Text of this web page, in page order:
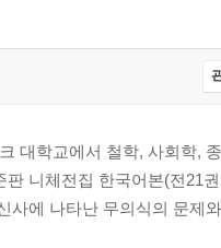
대학교에서 철학, 사회학,
니체전집 한국어본(전21
에 나타난 무의식의 문제